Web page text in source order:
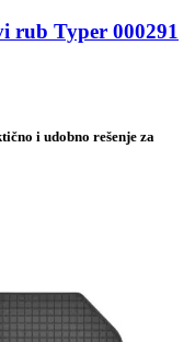
rub Typer 000291
i udobno rešenje za